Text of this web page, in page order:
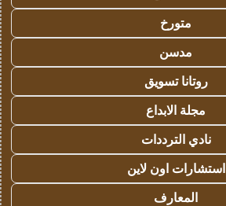
متورخ
مدسن
روتانا تسويق
مجلة الابداع
نادي الترددات
استشارات اون لاين
المعارف